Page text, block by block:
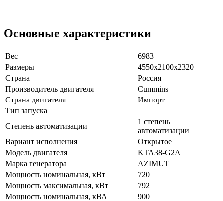
Основные характеристики
Вес
6983
Размеры
4550х2100х2320
Страна
Россия
Производитель двигателя
Cummins
Страна двигателя
Импорт
Тип запуска
Степень автоматизации
1 степень
автоматизации
Вариант исполнения
Открытое
Модель двигателя
KTA38-G2A
Марка генератора
AZIMUT
Мощность номинальная, кВт
720
Мощность максимальная, кВт
792
Мощность номинальная, кВА
900